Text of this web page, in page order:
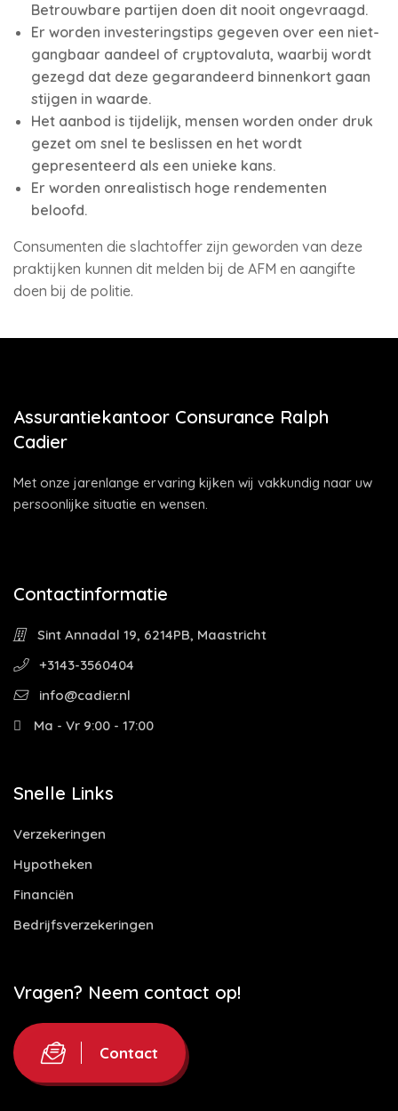
Betrouwbare partijen doen dit nooit ongevraagd.
Er worden investeringstips gegeven over een niet-
gangbaar aandeel of cryptovaluta, waarbij wordt
gezegd dat deze gegarandeerd binnenkort gaan
stijgen in waarde.
Het aanbod is tijdelijk, mensen worden onder druk
gezet om snel te beslissen en het wordt
gepresenteerd als een unieke kans.
Er worden onrealistisch hoge rendementen
beloofd.
Consumenten die slachtoffer zijn geworden van deze
praktijken kunnen dit melden bij de AFM en aangifte
doen bij de politie.
Assurantiekantoor Consurance Ralph
Cadier
Met onze jarenlange ervaring kijken wij vakkundig naar uw
persoonlijke situatie en wensen.
Contactinformatie
Sint Annadal 19, 6214PB, Maastricht
+3143-3560404
info@cadier.nl
Ma - Vr 9:00 - 17:00
Snelle Links
Verzekeringen
Hypotheken
Financiën
Bedrijfsverzekeringen
Vragen? Neem contact op!
Contact